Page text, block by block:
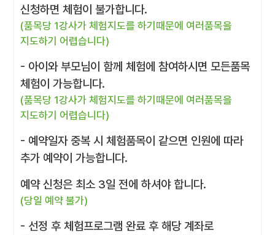
신청하면 체험이 불가합니다.
(품목당 1강사가 체험지도를 하기때문에 여러품목을
지도하기 어렵습니다)
- 아이와 부모님이 함께 체험에 참여하시면 모든품목
체험이 가능합니다.
(품목당 1강사가 체험지도를 하기때문에 여러품목을
지도하기 어렵습니다)
- 예약일자 중복 시 체험품목이 같으면 인원에 따라
추가 예약이 가능합니다.
예약 신청은 최소 3일 전에 하셔야 합니다.
(당일 예약 불가)
- 선정 후 체험프로그램 완료 후 해당 계좌로